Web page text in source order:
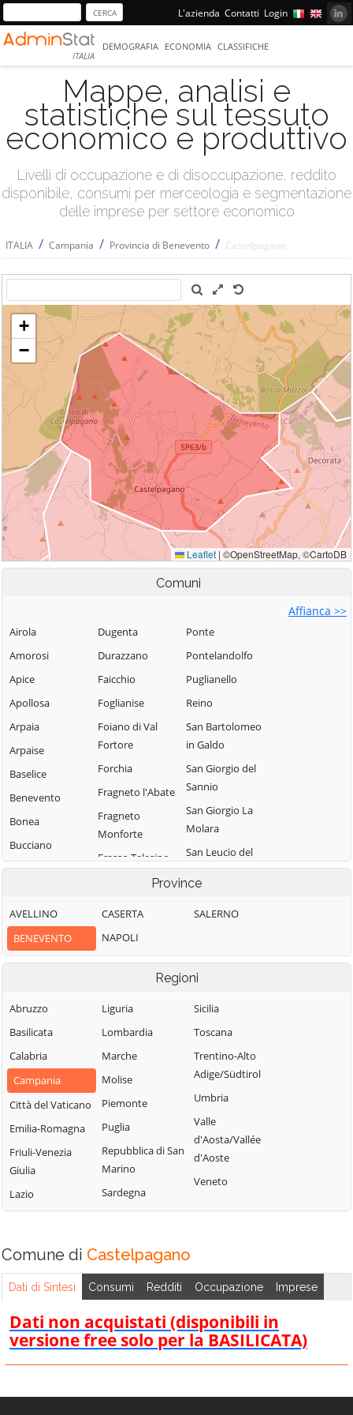
L'azienda Contatti Login
ITALIA
DEMOGRAFIA ECONOMIA CLASSIFICHE
Mappe, analisi e
statistiche sul tessuto
economico e produttivo
Livelli di occupazione e di disoccupazione, reddito
disponibile, consumi per merceologia e segmentazione
delle imprese per settore economico
ITALIA / Campania / Provincia di Benevento / Castelpagano
Comuni
Affianca >>
Airola
Amorosi
Apice
Apollosa
Arpaia
Arpaise
Baselice
Benevento
Bonea
Bucciano
Buonalbergo
Campolattaro
Campoli del
Monte Taburno
Castelfranco in
Castelpoto
Castelvenere
Cerreto Sannita
Colle Sannita
Cusano Mutri
Dugenta
Durazzano
Faicchio
Foglianise
Foiano di Val
Fortore
Forchia
Fragneto l'Abate
Fragneto
Monforte
Frasso Telesino
Ginestra degli
Sanframondi
Limatola
Moiano
Molinara
Montefalcone di
Val Fortore
Montesarchio
Morcone
Paduli
Pago Veiano
Pannarano
Pesco Sannita
Pietraroja
Pietrelcina
Ponte
Pontelandolfo
Puglianello
Reino
San Bartolomeo
in Galdo
San Giorgio del
Sannio
San Giorgio La
Molara
San Leucio del
Sannio
San Lorenzo
San Lupo
San Marco dei
Cavoti
San Nazzaro
San Nicola
San Salvatore
Telesino
Sant'Angelo a
Sant'Arcangelo
Trimonte
Santa Croce del
Sannio
Sassinoro
Solopaca
Province
AVELLINO
BENEVENTO
CASERTA
NAPOLI
SALERNO
Regioni
Abruzzo
Basilicata
Calabria
Campania
Città del Vaticano
Emilia-Romagna
Friuli-Venezia
Giulia
Lazio
Liguria
Lombardia
Marche
Molise
Piemonte
Puglia
Repubblica di San
Marino
Sardegna
Sicilia
Toscana
Trentino-Alto
Adige/Südtirol
Umbria
Valle
d'Aosta/Vallée
d'Aoste
Veneto
Comune di Castelpagano
Dati di Sintesi Consumi Redditi Occupazione Imprese
Dati non acquistati (disponibili in
versione free solo per la BASILICATA)